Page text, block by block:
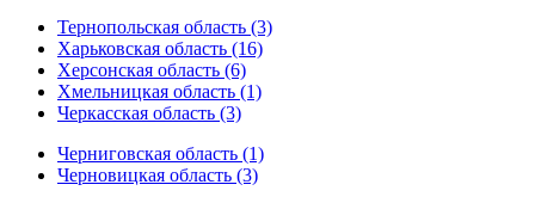
Тернопольская область (3)
Харьковская область (16)
Херсонская область (6)
Хмельницкая область (1)
Черкасская область (3)
Черниговская область (1)
Черновицкая область (3)